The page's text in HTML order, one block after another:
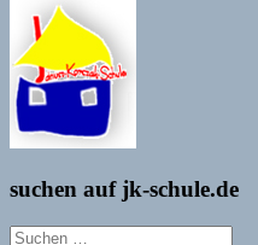
suchen auf jk-schule.de
Suchen